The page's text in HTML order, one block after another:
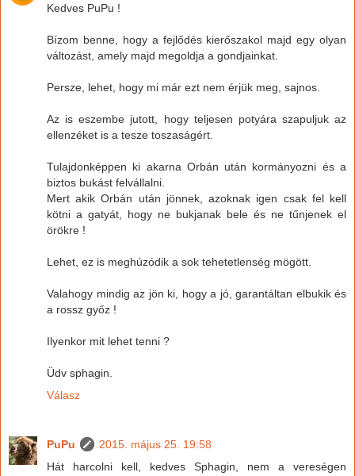
Kedves PuPu !
Bízom benne, hogy a fejlődés kierőszakol majd egy olyan
változást, amely majd megoldja a gondjainkat.
Persze, lehet, hogy mi már ezt nem érjük meg, sajnos.
Az is eszembe jutott, hogy teljesen potyára szapuljuk az
ellenzéket is a tesze toszaságért.
Tulajdonképpen ki akarna Orbán után kormányozni és a
biztos bukást felvállalni.
Mert akik Orbán után jönnek, azoknak igen csak fel kell
kötni a gatyát, hogy ne bukjanak bele és ne tűnjenek el
örökre !
Lehet, ez is meghúzódik a sok tehetetlenség mögött.
Valahogy mindig az jön ki, hogy a jó, garantáltan elbukik és
a rossz győz !
Ilyenkor mit lehet tenni ?
Üdv sphagin.
Válasz
PuPu
2015. május 25. 19:58
Hát harcolni kell, kedves Sphagin, nem a vereségen